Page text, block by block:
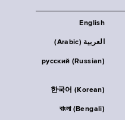
English
العربية (Arabic)
русский (Russian)
한국어 (Korean)
বাংলা (Bengali)